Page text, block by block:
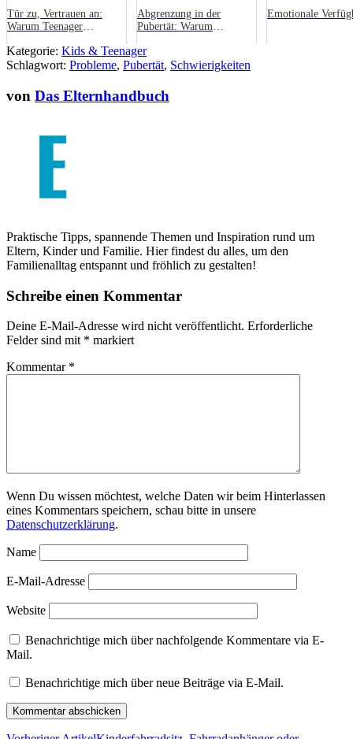
Tür zu, Vertrauen an:
Warum Teenager
Abgrenzung in der
Pubertät: Warum
Emotionale
Kategorie: Kids & Teenager
Schlagwort: Probleme, Pubertät, Schwierigkeiten
von Das Elternhandbuch
Praktische Tipps, spannende Themen und Inspiration rund um
Eltern, Kinder und Familie. Hier findest du alles, um den
Familienalltag entspannt und fröhlich zu gestalten!
Schreibe einen Kommentar
Deine E-Mail-Adresse wird nicht veröffentlicht. Erforderliche
Felder sind mit * markiert
Kommentar *
Wenn Du wissen möchtest, welche Daten wir beim Hinterlassen
eines Kommentars speichern, schau bitte in unsere
Datenschutzerklärung.
Name
E-Mail-Adresse
Website
Benachrichtige mich über nachfolgende Kommentare via E-
Mail.
Benachrichtige mich über neue Beiträge via E-Mail.